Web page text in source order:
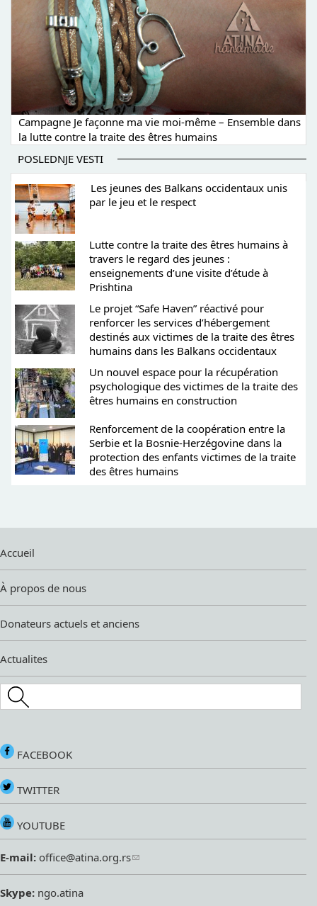
Campagne Je façonne ma vie moi-même – Ensemble dans
la lutte contre la traite des êtres humains
POSLEDNJE VESTI
Les jeunes des Balkans occidentaux unis
par le jeu et le respect
Lutte contre la traite des êtres humains à
travers le regard des jeunes :
enseignements d’une visite d’étude à
Prishtina
Le projet “Safe Haven” réactivé pour
renforcer les services d’hébergement
destinés aux victimes de la traite des êtres
humains dans les Balkans occidentaux
Un nouvel espace pour la récupération
psychologique des victimes de la traite des
êtres humains en construction
Renforcement de la coopération entre la
Serbie et la Bosnie-Herzégovine dans la
protection des enfants victimes de la traite
des êtres humains
Accueil
À propos de nous
Donateurs actuels et anciens
Actualites
Search this site
FACEBOOK
TWITTER
YOUTUBE
E-mail: office@atina.org.rs
Skype: ngo.atina